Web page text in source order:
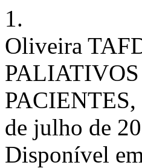
1.
Oliveira
de julho de
Disponível